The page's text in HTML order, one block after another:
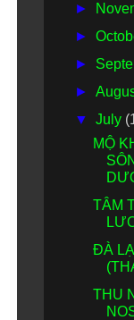
►
►
►
►
▼July
MỘ
TÂM
ĐÀ
THU